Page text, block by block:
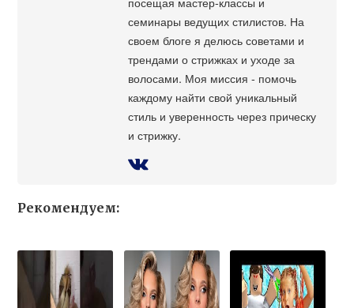
семинары ведущих стилистов. На
своем блоге я делюсь советами и
трендами о стрижках и уходе за
волосами. Моя миссия - помочь
каждому найти свой уникальный
стиль и уверенность через прическу
и стрижку.
Рекомендуем: